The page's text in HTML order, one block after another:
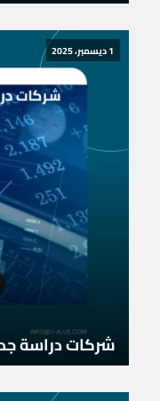
1 ديسمبر، 2025
شركات دراسة